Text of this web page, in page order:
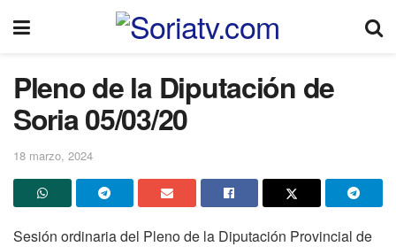
Pleno de la Diputación de
Soria 05/03/20
18 marzo, 2024
Sesión ordinaria del Pleno de la Diputación Provincial de